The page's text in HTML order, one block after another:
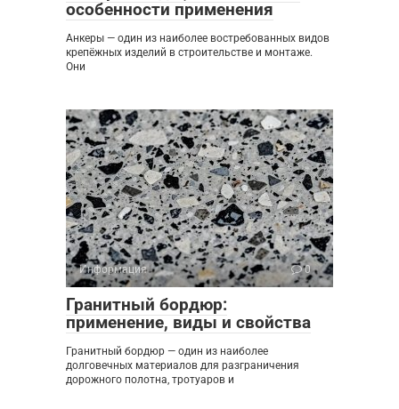
особенности применения
Анкеры — один из наиболее востребованных видов
крепёжных изделий в строительстве и монтаже.
Они
Информация 0
Гранитный бордюр:
применение, виды и свойства
Гранитный бордюр — один из наиболее
долговечных материалов для разграничения
дорожного полотна, тротуаров и